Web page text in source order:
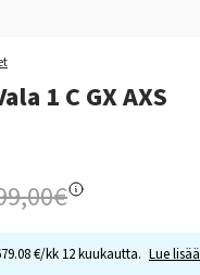
1 C GX AXS
€/kk 12 kuukautta. Lue lisää